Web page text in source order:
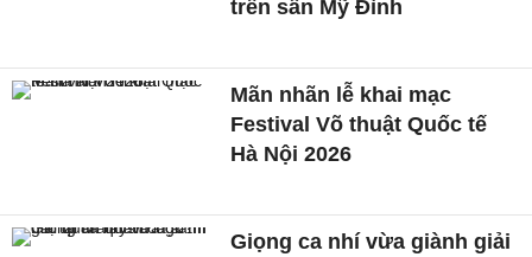
trên sân Mỹ Đình
Mãn nhãn lễ khai mạc
Festival Võ thuật Quốc tế
Hà Nội 2026
Giọng ca nhí vừa giành giải